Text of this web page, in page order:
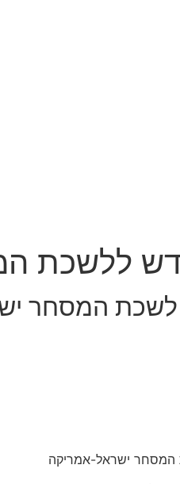
ללשכת
לשכת המסחר
המסחר ישראל-אמריקה